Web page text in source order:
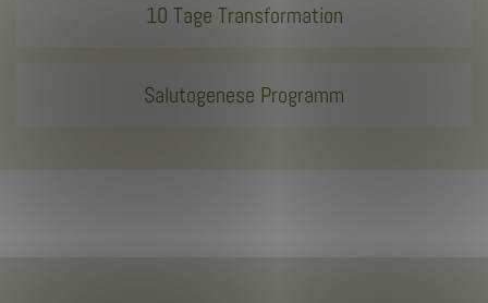
10 Tage Transformation
Salutogenese Programm